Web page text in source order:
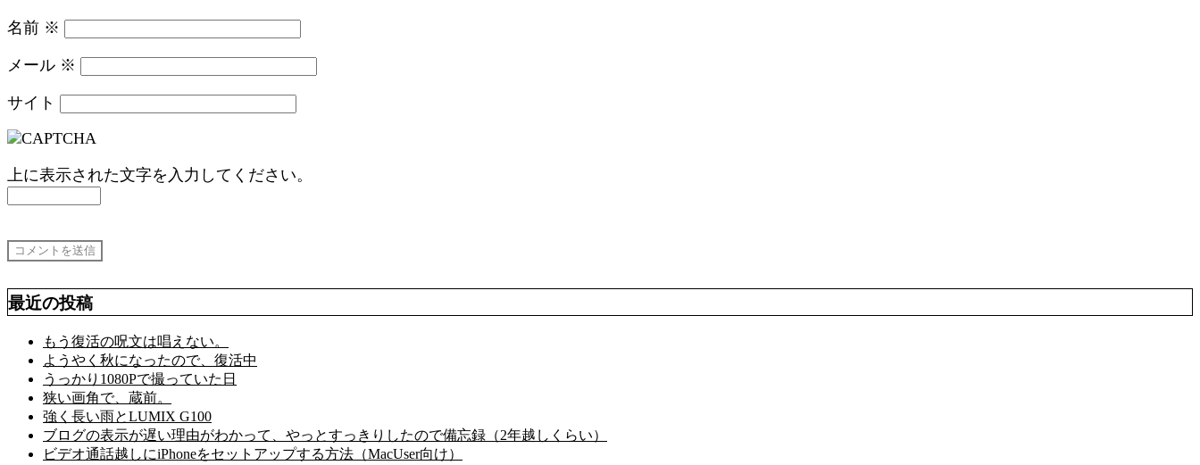
名前 ※
メール ※
サイト
上に表示された文字を入力してください。
最近の投稿
もう復活の呪文は唱えない。
ようやく秋になったので、復活中
うっかり1080Pで撮っていた日
狭い画角で、蔵前。
強く長い雨とLUMIX G100
ブログの表示が遅い理由がわかって、やっとすっきりしたので備忘録（2年越しくらい）
ビデオ通話越しにiPhoneをセットアップする方法（MacUser向け）